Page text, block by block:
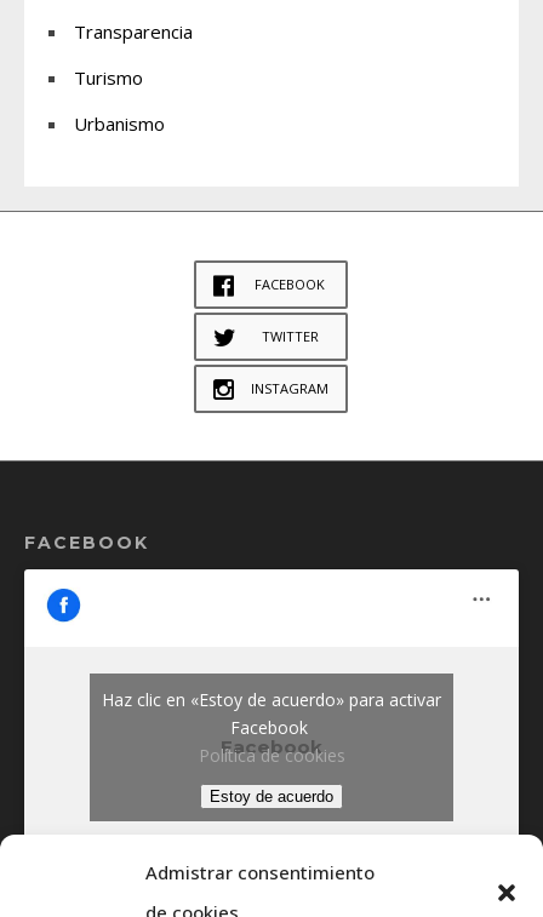
Admistrar consentimiento
de cookies
Transparencia
Turismo
Urbanismo
FACEBOOK
TWITTER
INSTAGRAM
FACEBOOK
Facebook
Haz clic en «Estoy de acuerdo» para activar
Facebook
Política de cookies
Estoy de acuerdo